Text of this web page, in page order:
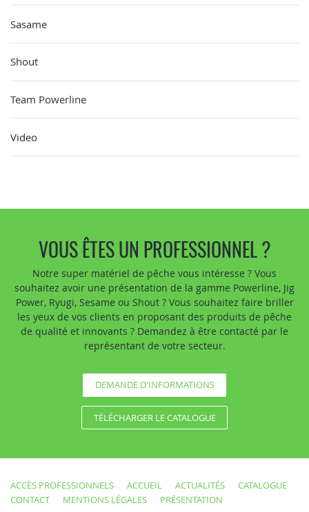
Sasame
Shout
Team Powerline
Video
VOUS ÊTES UN PROFESSIONNEL ?
Notre super matériel de pêche vous intéresse ? Vous
souhaitez avoir une présentation de la gamme Powerline, Jig
Power, Ryugi, Sesame ou Shout ? Vous souhaitez faire briller
les yeux de vos clients en proposant des produits de pêche
de qualité et innovants ? Demandez à être contacté par le
représentant de votre secteur.
DEMANDE D'INFORMATIONS
TÉLÉCHARGER LE CATALOGUE
ACCÈS PROFESSIONNELS ACCUEIL ACTUALITÉS
CATALOGUE
CONTACT
MENTIONS LÉGALES PRÉSENTATION